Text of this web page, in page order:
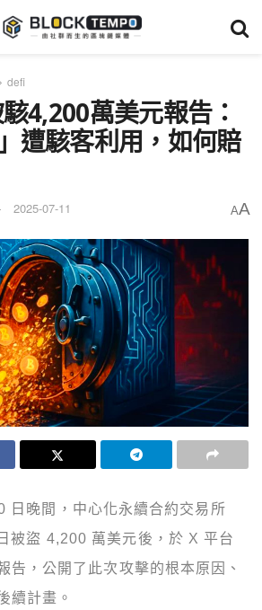
defi
4,200萬美元報告：
遭駭客利用，如何賠
2025-07-11 AA
日晚間，中心化永續合約交易所
被盜 4,200 萬美元後，於 X 平台
告，公開了此次攻擊的根本原因、
續計畫。